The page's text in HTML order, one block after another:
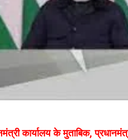
कार्यालय के मुताबिक,